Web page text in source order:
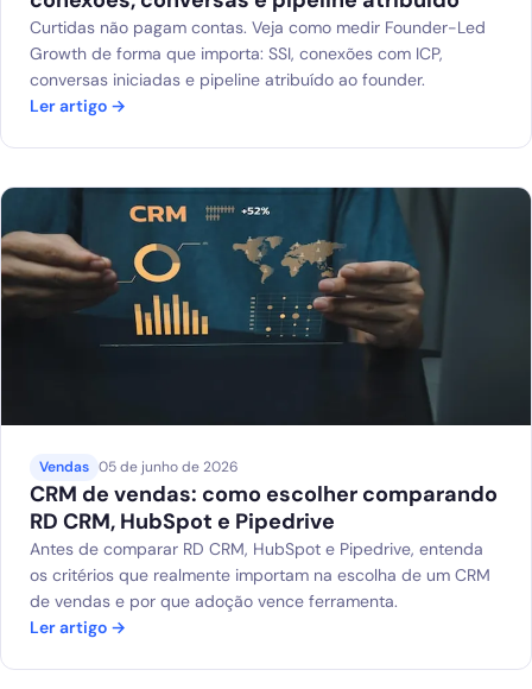
Curtidas não pagam contas. Veja como medir Founder-Led
Growth de forma que importa: SSI, conexões com ICP,
conversas iniciadas e pipeline atribuído ao founder.
Ler artigo →
Vendas 05 de junho de 2026
CRM de vendas: como escolher comparando
RD CRM, HubSpot e Pipedrive
Antes de comparar RD CRM, HubSpot e Pipedrive, entenda
os critérios que realmente importam na escolha de um CRM
de vendas e por que adoção vence ferramenta.
Ler artigo →